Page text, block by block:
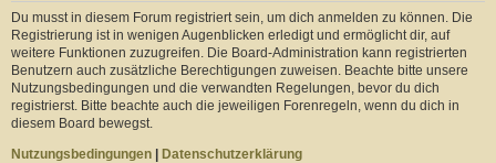
Du musst in diesem Forum registriert sein, um dich anmelden zu können. Die
Registrierung ist in wenigen Augenblicken erledigt und ermöglicht dir, auf
weitere Funktionen zuzugreifen. Die Board-Administration kann registrierten
Benutzern auch zusätzliche Berechtigungen zuweisen. Beachte bitte unsere
Nutzungsbedingungen und die verwandten Regelungen, bevor du dich
registrierst. Bitte beachte auch die jeweiligen Forenregeln, wenn du dich in
diesem Board bewegst.
Nutzungsbedingungen | Datenschutzerklärung